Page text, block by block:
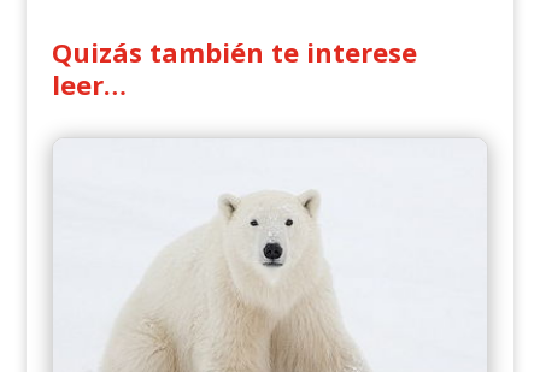
Quizás también te interese
leer…